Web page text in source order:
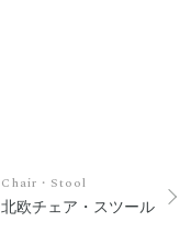
Chair・Stool
北欧チェア・スツール